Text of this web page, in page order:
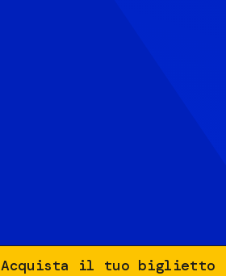
Acquista il tuo biglietto